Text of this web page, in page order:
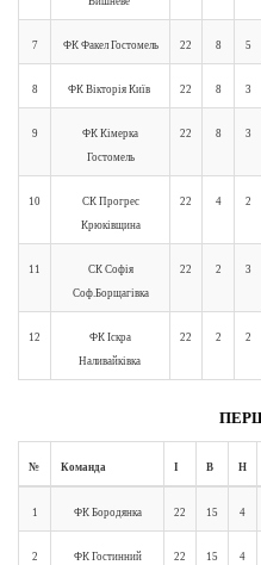
7 ФК Факел Гостомель 22 8 5
8 ФК Вікторія Київ 22 8 3
9
ФК Кімерка
Гостомель
22 8 3
10
СК Прогрес
Крюківщина
22 4 2
11
СК Софія
Соф.Борщагівка
22 2 3
12
ФК Іскра
Наливайківка
22 2 2
№ Команда І В Н
1 ФК Бородянка 22 15 4
2
ФК Гостинний
22 15 4